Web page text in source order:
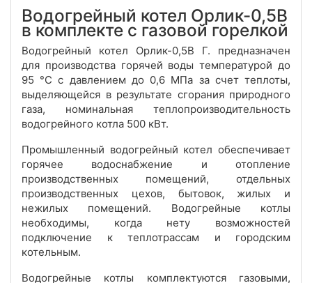
Водогрейный котел Орлик-0,5В
в комплекте с газовой горелкой
Водогрейный котел Орлик-0,5В Г. предназначен
для производства горячей воды температурой до
95 °С с давлением до 0,6 МПа за счет теплоты,
выделяющейся в результате сгорания природного
газа, номинальная теплопроизводительность
водогрейного котла 500 кВт.
Промышленный водогрейный котел обеспечивает
горячее водоснабжение и отопление
производственных помещений, отдельных
производственных цехов, бытовок, жилых и
нежилых помещений. Водогрейные котлы
необходимы, когда нету возможностей
подключение к теплотрассам и городским
котельным.
Водогрейные котлы комплектуются газовыми,